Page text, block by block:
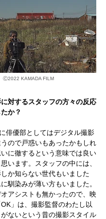
Ⓒ2022 KAMADA FILM
対するスタッフの方々の反応
か？
俳優部としてはデジタル撮影
ので戸惑いもあったかもしれ
に徹するという意味では良い
います。スタッフの中には、
か知らない世代もいました
馴染みが薄い方もいました。
アシストも無かったので、映
」は、撮影監督のわたし以
ないという昔の撮影スタイル